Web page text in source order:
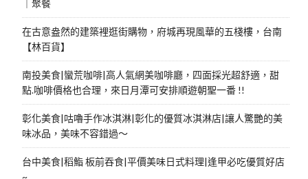
｜聚餐
在古意盎然的建築裡逛街購物，府城再現風華的五棧樓，台南
【林百貨】
南投美食|蠻荒咖啡|高人氣網美咖啡廳，四面採光超舒適，甜
點.咖啡價格也合理，來日月潭可安排順遊朝聖一番 !!
彰化美食|咕嚕手作冰淇淋|彰化的優質冰淇淋店|讓人驚艷的美
味冰品，美味不容錯過～
台中美食|稻鮨 板前吞食|平價美味日式料理|逢甲必吃優質好店
~